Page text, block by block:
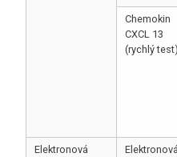
Chemokin
CXCL 13
(rychlý test)
Elektronová
Elektronová